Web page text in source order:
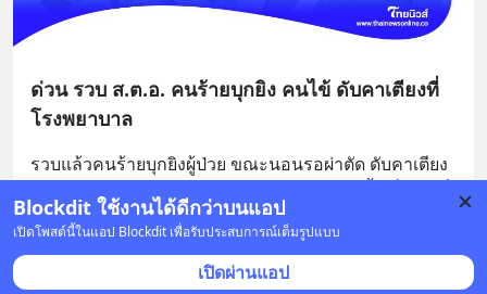
Blockdit ใช้งานได้ดีกว่าบนแอป
เปิดโพสต์นี้ในแอป Blockdit เพื่อรับประสบการณ์เต็มรูปแบบ
เปิดผ่านแอป
ด่วน รวบ ส.ต.อ. คนร้ายบุกยิง คนไข้ ดับคาเตียงที่
โรงพยาบาล
รวบแล้วคนร้ายบุกยิงผู้ป่วย ขณะนอนรอผ่าตัด ดับคาเตียง
6 มิถุนายน ช่วงเวลาประมาณ 23.00 น. ผู้เสียช
บันทึก 3